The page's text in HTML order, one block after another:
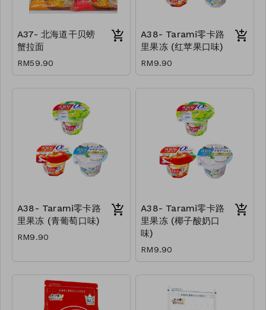
A37- 北海道干贝螃
蟹拉面
RM59.90
A38- Tarami零卡路
里果冻 (红苹果口味)
RM9.90
A38- Tarami零卡路
里果冻 (青葡萄口味)
RM9.90
A38- Tarami零卡路
里果冻 (椰子酸奶口
味)
RM9.90